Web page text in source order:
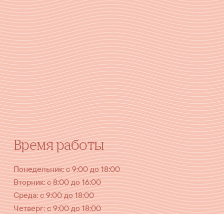
Время работы
Понедельник: с 9:00 до 18:00
Вторник: с 8:00 до 16:00
Среда: с 9:00 до 18:00
Четверг: с 9:00 до 18:00